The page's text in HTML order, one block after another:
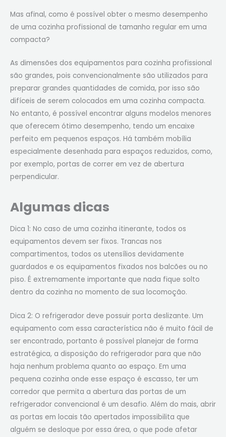
Mas afinal, como é possível obter o mesmo desempenho
de uma cozinha profissional de tamanho regular em uma
compacta?
As dimensões dos equipamentos para cozinha profissional
são grandes, pois convencionalmente são utilizados para
preparar grandes quantidades de comida, por isso são
difíceis de serem colocados em uma cozinha compacta.
No entanto, é possível encontrar alguns modelos menores
que oferecem ótimo desempenho, tendo um encaixe
perfeito em pequenos espaços. Há também mobília
especialmente desenhada para espaços reduzidos, como,
por exemplo, portas de correr em vez de abertura
perpendicular.
Algumas dicas
Dica 1: No caso de uma cozinha itinerante, todos os
equipamentos devem ser fixos. Trancas nos
compartimentos, todos os utensílios devidamente
guardados e os equipamentos fixados nos balcões ou no
piso. É extremamente importante que nada fique solto
dentro da cozinha no momento de sua locomoção.
Dica 2: O refrigerador deve possuir porta deslizante. Um
equipamento com essa característica não é muito fácil de
ser encontrado, portanto é possível planejar de forma
estratégica, a disposição do refrigerador para que não
haja nenhum problema quanto ao espaço. Em uma
pequena cozinha onde esse espaço é escasso, ter um
corredor que permita a abertura das portas de um
refrigerador convencional é um desafio. Além do mais, abrir
as portas em locais tão apertados impossibilita que
alguém se desloque por essa área, o que pode afetar